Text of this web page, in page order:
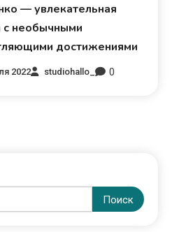
— увлекательная
с необычными
достижениями
2022 studiohallo_ 0
Поиск